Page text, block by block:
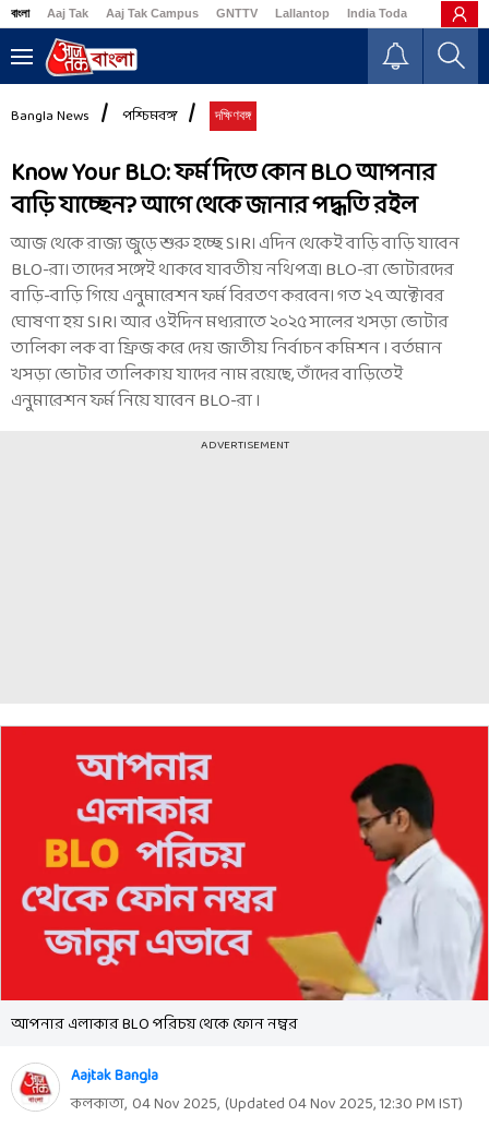
বাংলা Aaj Tak Aaj Tak Campus GNTTV Lallantop India Today Business
Bangla News পশ্চিমবঙ্গ দক্ষিণবঙ্গ
Know Your BLO: ফর্ম দিতে কোন BLO আপনার
বাড়ি যাচ্ছেন? আগে থেকে জানার পদ্ধতি রইল
আজ থেকে রাজ্য জুড়ে শুরু হচ্ছে SIR। এদিন থেকেই বাড়ি বাড়ি যাবেন
BLO-রা। তাদের সঙ্গেই থাকবে যাবতীয় নথিপত্র। BLO-রা ভোটারদের
বাড়ি-বাড়ি গিয়ে এনুমারেশন ফর্ম বিরতণ করবেন। গত ২৭ অক্টোবর
ঘোষণা হয় SIR৷ আর ওইদিন মধ্যরাতে ২০২৫ সালের খসড়া ভোটার
তালিকা লক বা ফ্রিজ করে দেয় জাতীয় নির্বাচন কমিশন ৷ বর্তমান
খসড়া ভোটার তালিকায় যাদের নাম রয়েছে, তাঁদের বাড়িতেই
এনুমারেশন ফর্ম নিয়ে যাবেন BLO-রা ৷
ADVERTISEMENT
আপনার এলাকার BLO পরিচয় থেকে ফোন নম্বর
Aajtak Bangla
কলকাতা, 04 Nov 2025, (Updated 04 Nov 2025, 12:30 PMIST)